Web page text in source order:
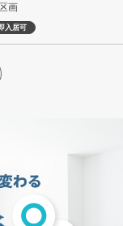
画
入居可